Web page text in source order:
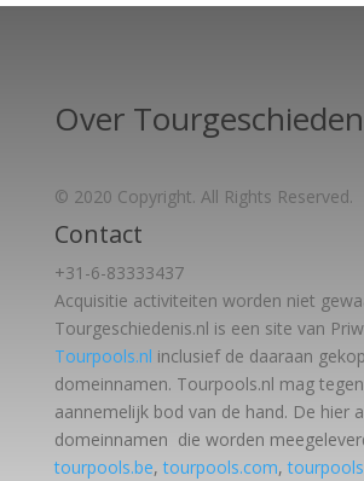
Over
© 2020 Copyright. All Rights Reserved.
Contact
+31-6-83333437
Acquisitie activiteiten worden niet
Tourgeschiedenis.nl is een site van
Tourpools.nl inclusief de daaraan
domeinnamen. Tourpools.nl mag
aannemelijk bod van de hand. De hier
domeinnamen die worden
tourpools.be,tourpools.com,